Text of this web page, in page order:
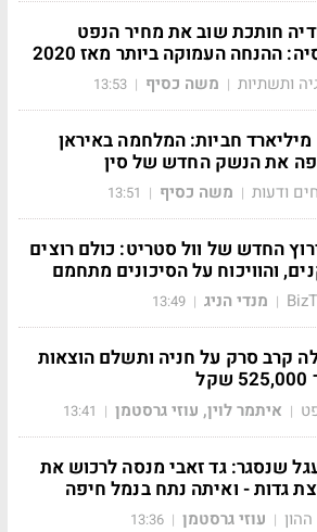
חותכת שוב את מחיר הנפט
ההנחה העמוקה ביותר מאז 2020
ותשתיות | משה כסיף |
13:53
1.4 מיליארד חביות: המלחמה באיראן
את הנשק החדש של סין
ודעות | משה כסיף |
13:51
החדש של וול סטריט: כולם רוצים
והוויכוח על הסיכונים מתחמם
| מנדי הניג |
13:49
קרב סרק על חניה ותשלם הוצאות
| איתמר לוין, עוזי גרסטמן |
13:41
שנסגר: גד זאבי מנסה לרכוש את
גדות - ואיתה נתח בנמל חיפה
| עוזי גרסטמן |
13:36